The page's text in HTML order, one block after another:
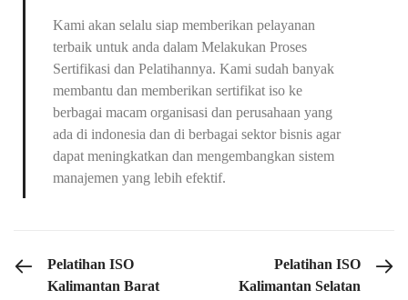
Kami akan selalu siap memberikan pelayanan
terbaik untuk anda dalam Melakukan Proses
Sertifikasi dan Pelatihannya. Kami sudah banyak
membantu dan memberikan sertifikat iso ke
berbagai macam organisasi dan perusahaan yang
ada di indonesia dan di berbagai sektor bisnis agar
dapat meningkatkan dan mengembangkan sistem
manajemen yang lebih efektif.
PREVIOUS POST
Pelatihan ISO
Kalimantan Barat
NEXT POST
Pelatihan ISO
Kalimantan Selatan